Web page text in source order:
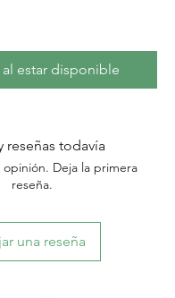
estar disponible
reseñas todavía
Deja la primera
reseña.
una reseña